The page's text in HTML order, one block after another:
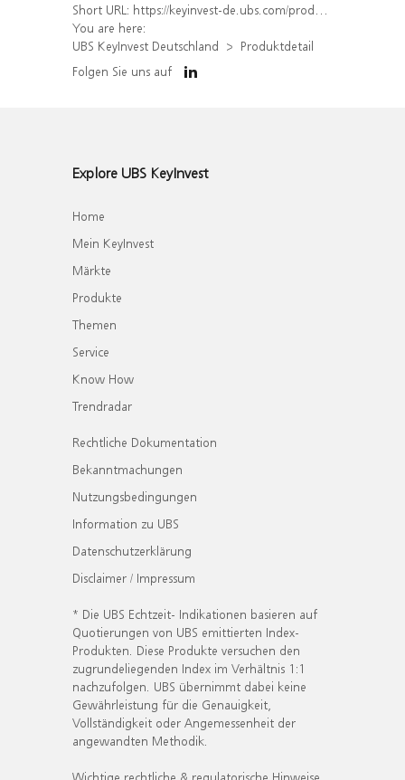
Short URL: https://keyinvest-de.ubs.com/produkt/detail/index/isin/DE000WA67TD2
You are here:
UBS KeyInvest Deutschland
Produktdetail
Folgen Sie uns auf
Explore UBS KeyInvest
Home
Mein KeyInvest
Märkte
Produkte
Themen
Service
Know How
Trendradar
Rechtliche Dokumentation
Bekanntmachungen
Nutzungsbedingungen
Information zu UBS
Datenschutzerklärung
Disclaimer / Impressum
* Die UBS Echtzeit- Indikationen basieren auf
Quotierungen von UBS emittierten Index-
Produkten. Diese Produkte versuchen den
zugrundeliegenden Index im Verhältnis 1:1
nachzufolgen. UBS übernimmt dabei keine
Gewährleistung für die Genauigkeit,
Vollständigkeit oder Angemessenheit der
angewandten Methodik.